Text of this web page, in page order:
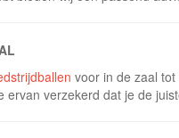
voor in de zaal tot
ervan verzekerd dat je de